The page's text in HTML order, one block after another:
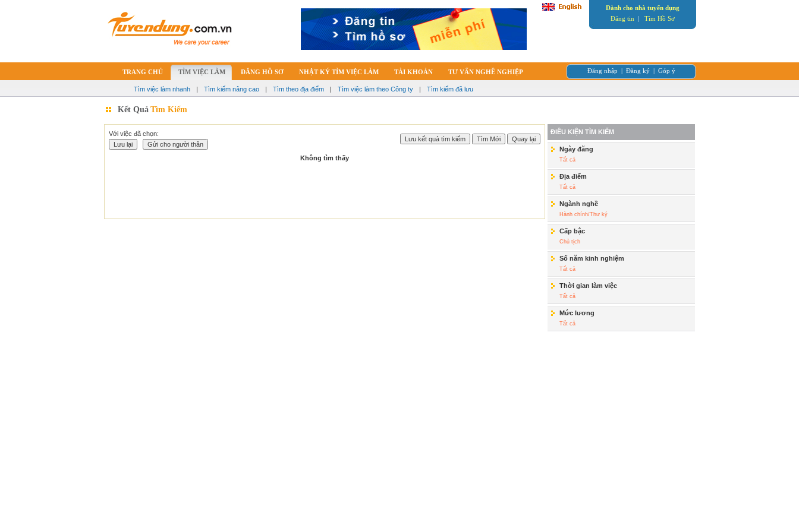
Dành cho nhà tuyển dụng
Đăng tin | Tìm Hồ Sơ
TRANG CHỦ TÌM VIỆC LÀM ĐĂNG HỒ SƠ NHẬT KÝ TÌM VIỆC LÀM TÀI KHOẢN TƯ VẤN NGHỀ NGHIỆP Đăng nhập | Đăng ký | Góp ý
Tìm việc làm nhanh | Tìm kiếm nâng cao | Tìm theo địa điểm | Tìm việc làm theo Công ty | Tìm kiếm đã lưu
Kết Quả Tìm Kiếm
Với việc đã chọn:
Không tìm thấy
ĐIỀU KIỆN TÌM KIẾM
Ngày đăng
Tất cả
Địa điểm
Tất cả
Ngành nghề
Hành chính/Thư ký
Cấp bậc
Chủ tịch
Số năm kinh nghiệm
Tất cả
Thời gian làm việc
Tất cả
Mức lương
Tất cả